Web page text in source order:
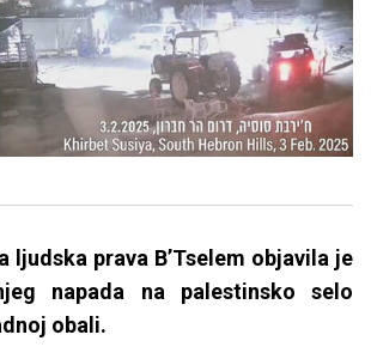
ljudska prava B’Tselem objavila je
napada na palestinsko selo
obali.